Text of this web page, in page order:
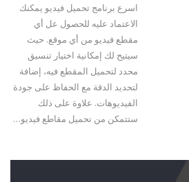
اسرع برنامج تحميل فيديو يمكنك
الاعتماد عليه للحصول عل أي
مقطع فيديو من أي موقع. حيث
سيتيح لك إمكانية اختيار تنسيق
محدد لتحميل المقطع فيه، إضافة
لتحديد الدقة مع الحفاظ على جودة
الفيديوهات. علاوة على ذلك
ستتمكن من تحميل مقاطع فيديو…